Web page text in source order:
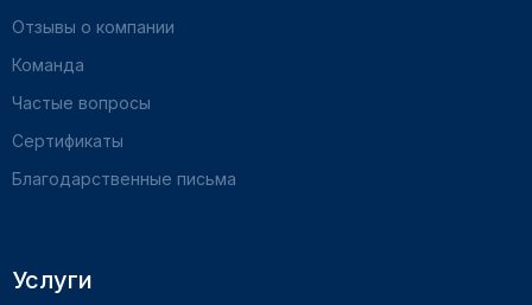
Отзывы о компании
Команда
Частые вопросы
Сертификаты
Благодарственные письма
Услуги